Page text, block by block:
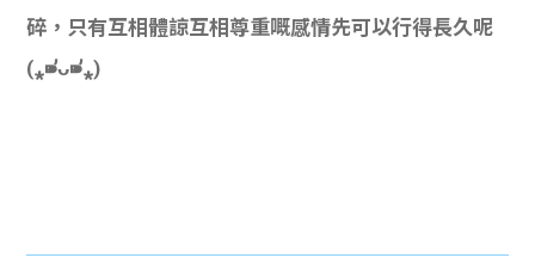
碎，只有互相體諒互相尊重嘅感情先可以行得長久呢
(⁎⁍̴̛ᴗ⁍̴̛⁎)